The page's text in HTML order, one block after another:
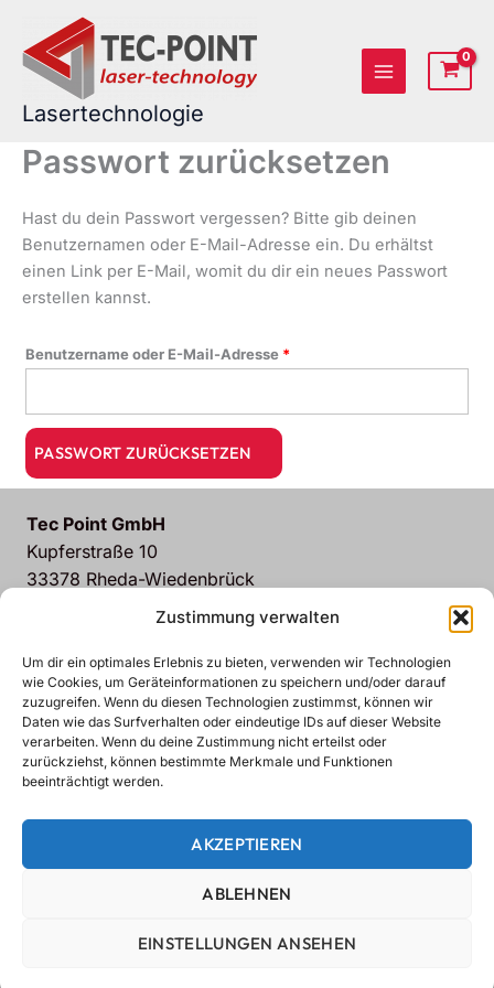
Zustimmung verwalten
Um dir ein optimales Erlebnis zu bieten, verwenden wir Technologien
wie Cookies, um Geräteinformationen zu speichern und/oder darauf
zuzugreifen. Wenn du diesen Technologien zustimmst, können wir
Daten wie das Surfverhalten oder eindeutige IDs auf dieser Website
verarbeiten. Wenn du deine Zustimmung nicht erteilst oder
zurückziehst, können bestimmte Merkmale und Funktionen
beeinträchtigt werden.
AKZEPTIEREN
ABLEHNEN
EINSTELLUNGEN ANSEHEN
Inhalt
springen
Lasertechnologie
Passwort zurücksetzen
Hast du dein Passwort vergessen? Bitte gib deinen
Benutzernamen oder E-Mail-Adresse ein. Du erhältst
einen Link per E-Mail, womit du dir ein neues Passwort
erstellen kannst.
Benutzername oder E-Mail-Adresse *
PASSWORT ZURÜCKSETZEN
Tec Point GmbH
Kupferstraße 10
33378 Rheda-Wiedenbrück
info@tec-point.de
Impressum
Datenschutzrichtlinien
Datenschutzerklärung
Passwort vergessen
Urheberrecht © 2026 Tec-Point GmbH Lasertechnologie